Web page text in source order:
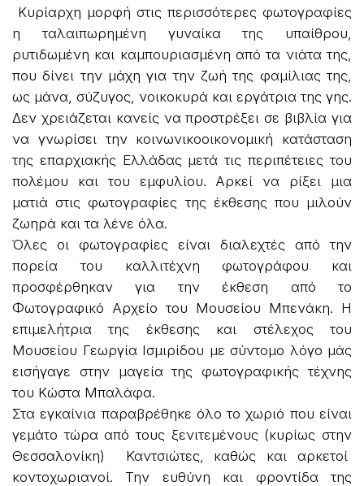
Κυρίαρχη μορφή στις περισσότερες φωτογραφίες
η ταλαιπωρημένη γυναίκα της υπαίθρου,
ρυτιδωμένη και καμπουριασμένη από τα νιάτα της,
που δίνει την μάχη για την ζωή της φαμίλιας της,
ως μάνα, σύζυγος, νοικοκυρά και εργάτρια της γης.
Δεν χρειάζεται κανείς να προστρέξει σε βιβλία για
να γνωρίσει την κοινωνικοοικονομική κατάσταση
της επαρχιακής Ελλάδας μετά τις περιπέτειες του
πολέμου και του εμφυλίου. Αρκεί να ρίξει μια
ματιά στις φωτογραφίες της έκθεσης που μιλούν
ζωηρά και τα λένε όλα.
Όλες οι φωτογραφίες είναι διαλεχτές από την
πορεία του καλλιτέχνη φωτογράφου και
προσφέρθηκαν για την έκθεση από το
Φωτογραφικό Αρχείο του Μουσείου Μπενάκη. Η
επιμελήτρια της έκθεσης και στέλεχος του
Μουσείου Γεωργία Ισμιρίδου με σύντομο λόγο μάς
εισήγαγε στην μαγεία της φωτογραφικής τέχνης
του Κώστα Μπαλάφα.
Στα εγκαίνια παραβρέθηκε όλο το χωριό που είναι
γεμάτο τώρα από τους ξενιτεμένους (κυρίως στην
Θεσσαλονίκη) Καντσιώτες, καθώς και αρκετοί
κοντοχωριανοί. Την ευθύνη και φροντίδα της